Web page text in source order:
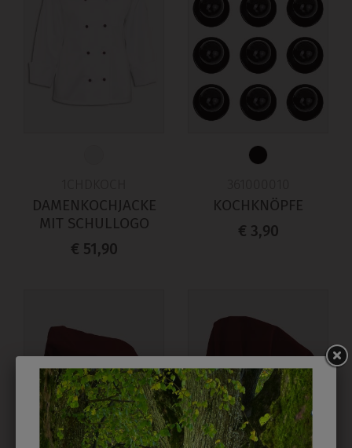
DAMENKOCHJACKE
MIT SCHULLOGO
€ 51,90
KOCHKNÖPFE
€ 3,90